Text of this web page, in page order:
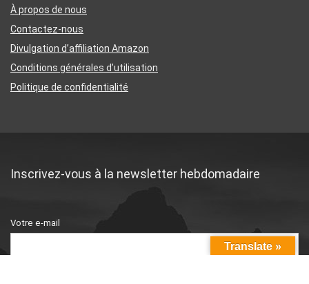
À propos de nous
Contactez-nous
Divulgation d’affiliation Amazon
Conditions générales d’utilisation
Politique de confidentialité
Inscrivez-vous à la newsletter hebdomadaire
Votre e-mail
Translate »